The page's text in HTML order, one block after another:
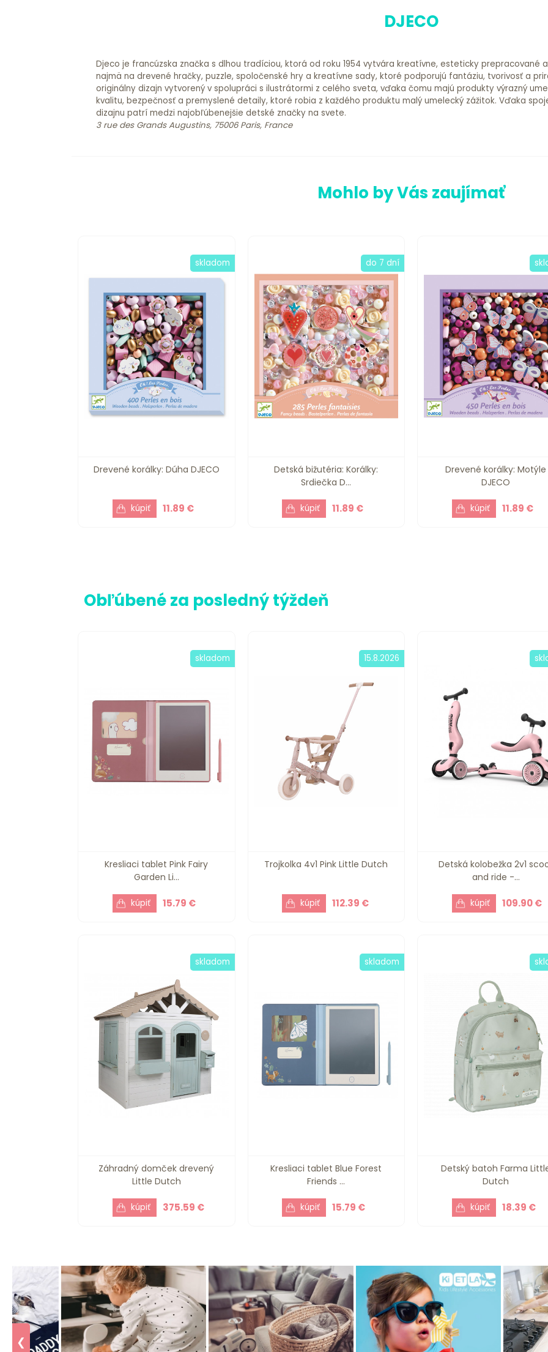
DJECO
Djeco je francúzska značka s dlhou tradíciou, ktorá od roku 1954 vytvára kreatívne, esteticky prepracované
najmä na drevené hračky, puzzle, spoločenské hry a kreatívne sady, ktoré podporujú fantáziu, tvorivosť a
originálny dizajn vytvorený v spolupráci s ilustrátormi z celého sveta, vďaka čomu majú produkty výrazný
kvalitu, bezpečnosť a premyslené detaily, ktoré robia z každého produktu malý umelecký zážitok. Vďaka
dizajnu patrí medzi najobľúbenejšie detské značky na svete.
3 rue des Grands Augustins, 75006 Paris, France
Mohlo by Vás zaujímať
Drevené korálky: Dúha DJECO
11.89 €
skladom
Detská bižutéria: Korálky:
Srdiečka D...
11.89 €
do 7 dní
Drevené korálky: Motýle
DJECO
11.89 €
Obľúbené za posledný týždeň
Kresliaci tablet Pink Fairy
Garden Li...
15.79 €
skladom
Trojkolka 4v1 Pink Little Dutch
112.39 €
15.8.2026
Detská kolobežka 2v1
and ride -...
109.90 €
Záhradný domček drevený
Little Dutch
375.59 €
skladom
Kresliaci tablet Blue Forest
Friends ...
15.79 €
skladom
Detský batoh Farma
Dutch
18.39 €
❮